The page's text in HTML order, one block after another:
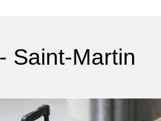
Saint-Martin